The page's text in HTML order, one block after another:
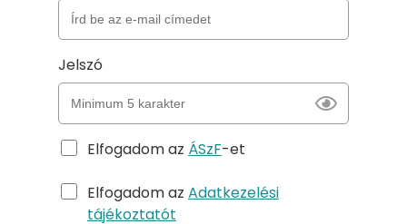
Jelszó
Elfogadom az ÁSzF-et
Elfogadom az Adatkezelési
tájékoztatót